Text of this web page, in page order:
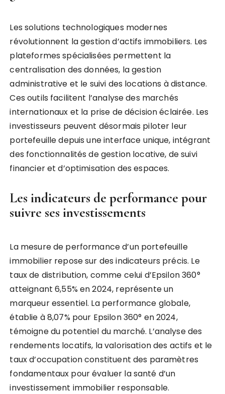
Les solutions technologiques modernes
révolutionnent la gestion d’actifs immobiliers. Les
plateformes spécialisées permettent la
centralisation des données, la gestion
administrative et le suivi des locations à distance.
Ces outils facilitent l’analyse des marchés
internationaux et la prise de décision éclairée. Les
investisseurs peuvent désormais piloter leur
portefeuille depuis une interface unique, intégrant
des fonctionnalités de gestion locative, de suivi
financier et d’optimisation des espaces.
Les indicateurs de performance pour
suivre ses investissements
La mesure de performance d’un portefeuille
immobilier repose sur des indicateurs précis. Le
taux de distribution, comme celui d’Epsilon 360°
atteignant 6,55% en 2024, représente un
marqueur essentiel. La performance globale,
établie à 8,07% pour Epsilon 360° en 2024,
témoigne du potentiel du marché. L’analyse des
rendements locatifs, la valorisation des actifs et le
taux d’occupation constituent des paramètres
fondamentaux pour évaluer la santé d’un
investissement immobilier responsable.